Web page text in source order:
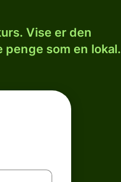
Vise er den
som en lokal.